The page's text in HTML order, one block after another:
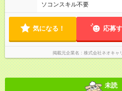
ソコンスキル不要
気になる！ 応募
掲載元企業名 株式会社ネオキャ
未読